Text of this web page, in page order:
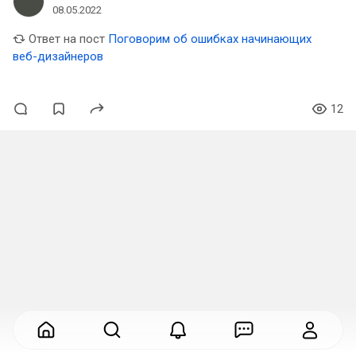
08.05.2022
Ответ на пост Поговорим об ошибках начинающих
веб-дизайнеров
12